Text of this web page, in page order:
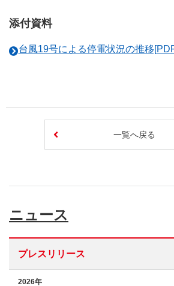
添付資料
台風19号による停電状況の推移
一覧へ戻る
ニュース
プレスリリース
2026年